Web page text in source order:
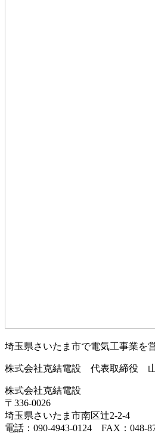
埼玉県さいたま市で電気工事業を
株式会社克結電設 代表取締役 山
株式会社克結電設
〒336-0026
埼玉県さいたま市南区辻2-2-4
電話：090-4943-0124 FAX：048-